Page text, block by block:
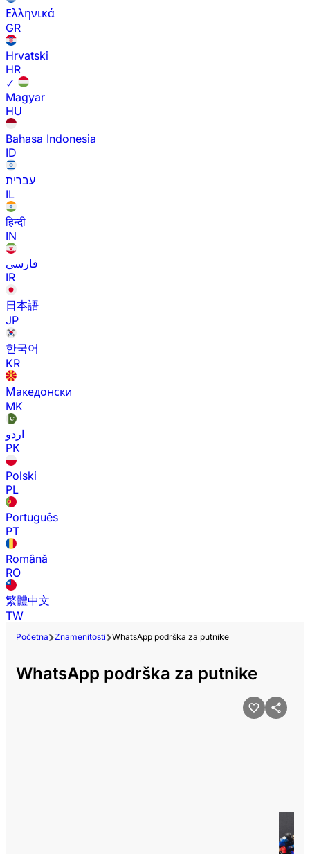
Ελληνικά
GR
Hrvatski
HR
✓
Magyar
HU
Bahasa Indonesia
ID
עברית
IL
हिन्दी
IN
فارسی
IR
日本語
JP
한국어
KR
Македонски
MK
اردو
PK
Polski
PL
Português
PT
Română
RO
繁體中文
TW
Početna Znamenitosti WhatsApp podrška za putnike
WhatsApp podrška za putnike